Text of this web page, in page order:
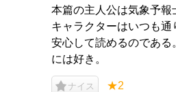
本篇の主人公は気象予
キャラクターはいつも
安心して読めるのであ
には好き。
ナイス ★2